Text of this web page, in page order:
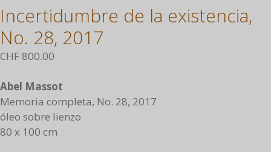
Incertidumbre de la existencia,
No. 28, 2017
CHF800.00
Abel Massot
Memoria completa, No. 28, 2017
óleo sobre lienzo
80 x 100 cm